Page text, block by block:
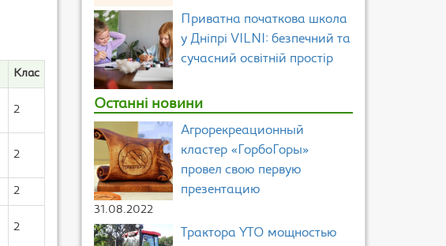
Клас
2
2
2
2
Приватна початкова школа
у Дніпрі VILNI: безпечний та
сучасний освітній простір
Останні новини
Агрорекреационный
кластер «ГорбоГоры»
провел свою первую
презентацию
31.08.2022
Трактора YTO мощностью